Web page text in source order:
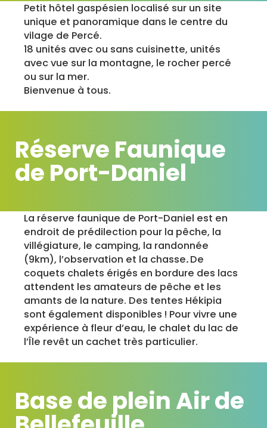
Petit hôtel gaspésien localisé sur un site
unique et panoramique dans le centre du
vilage de Percé.
18 unités avec ou sans cuisinette, unités
avec vue sur la montagne, le rocher percé
ou sur la mer.
Bienvenue à tous.
Réserve Faunique
de Port-Daniel
La réserve faunique de Port-Daniel est en
endroit de prédilection pour la pêche, la
villégiature, le camping, la randonnée
(9km), l’observation et la chasse.De
coquets chalets érigés en bordure des lacs
attendent les amateurs de pêche et les
amants de la nature. Des tentes Hékipia
sont également disponibles ! Pour vivre une
expérience à fleur d’eau, le chalet du lac de
l’Île revêt un cachet très particulier.
Base de plein Air de